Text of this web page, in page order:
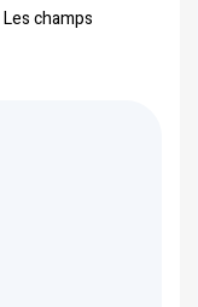
Les champs